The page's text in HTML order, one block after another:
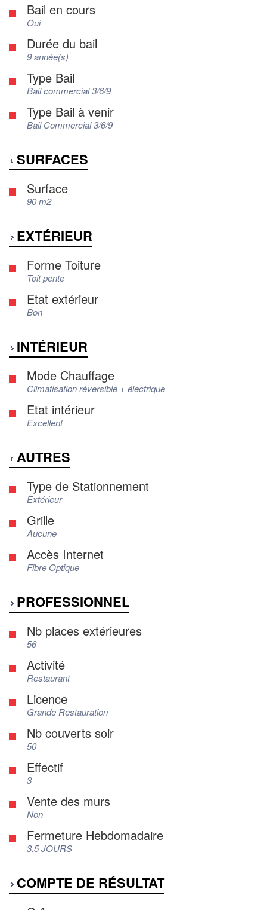
Bail en cours
Oui
Durée du bail
9 année(s)
Type Bail
Bail commercial 3/6/9
Type Bail à venir
Bail Commercial 3/6/9
SURFACES
Surface
90 m2
EXTÉRIEUR
Forme Toiture
Toit pente
Etat extérieur
Bon
INTÉRIEUR
Mode Chauffage
Climatisation réversible + électrique
Etat intérieur
Excellent
AUTRES
Type de Stationnement
Extérieur
Grille
Aucune
Accès Internet
Fibre Optique
PROFESSIONNEL
Nb places extérieures
56
Activité
Restaurant
Licence
Grande Restauration
Nb couverts soir
50
Effectif
3
Vente des murs
Non
Fermeture Hebdomadaire
3.5 JOURS
COMPTE DE RÉSULTAT